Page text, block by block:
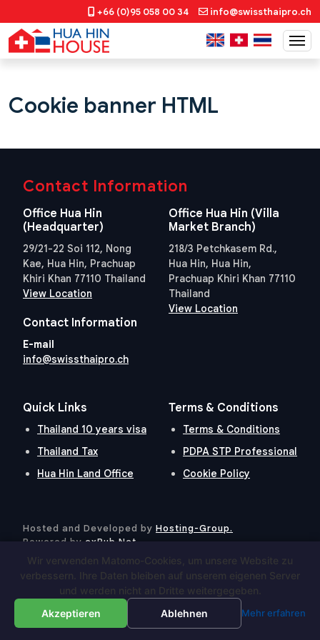
+66 (0)95 058 00 34 info@swissthaipro.ch
Cookie banner HTML
Wir verwenden Matomo-Cookies, um unsere Website zu
verbessern. Ihre Daten bleiben auf unserem eigenen Server
und werden nicht an Dritte weitergegeben.
Akzeptieren
Ablehnen Mehr erfahren
Contact Information
Office Hua Hin
(Headquarter)
29/21-22 Soi 112, Nong
Kae, Hua Hin, Prachuap
Khiri Khan 77110 Thailand
View Location
Office Hua Hin (Villa
Market Branch)
218/3 Petchkasem Rd.,
Hua Hin, Hua Hin,
Prachuap Khiri Khan 77110
Thailand
View Location
Contact Information
E-mail
info@swissthaipro.ch
Quick Links
Thailand 10 years visa
Thailand Tax
Hua Hin Land Office
Terms & Conditions
Terms & Conditions
PDPA STP Professional
Cookie Policy
Hosted and Developed by Hosting-Group.
Powered by exPub.Net